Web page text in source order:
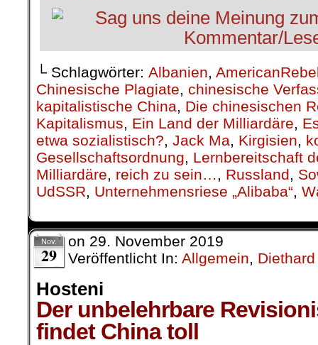
└ Schlagwörter: Albanien,
Chinesische Plagiate, chinesische
kapitalistische China, Die chinesischen
Kapitalismus, Ein Land der Milliardäre,
etwa sozialistisch?, Jack Ma, Kirgisien,
Gesellschaftsordnung, Lernbereitschaft
Milliardäre, reich zu sein…, Russland,
UdSSR, Unternehmensriese „Alibaba“,
Nov.
29
on 29. November 2019
Veröffentlicht In: Allgemein,
Hosteni
Der unbelehrbare
findet China toll